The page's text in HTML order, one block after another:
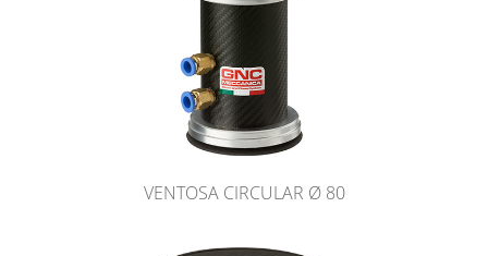
VENTOSA CIRCULAR Ø 80